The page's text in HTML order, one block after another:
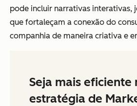
pode incluir narrativas interativas,
que fortaleçam a conexão do
companhia de maneira criativa e
Seja mais eficiente
estratégia de